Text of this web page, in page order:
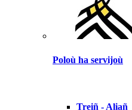
Poloù ha servijoù
Treiñ - Aliañ